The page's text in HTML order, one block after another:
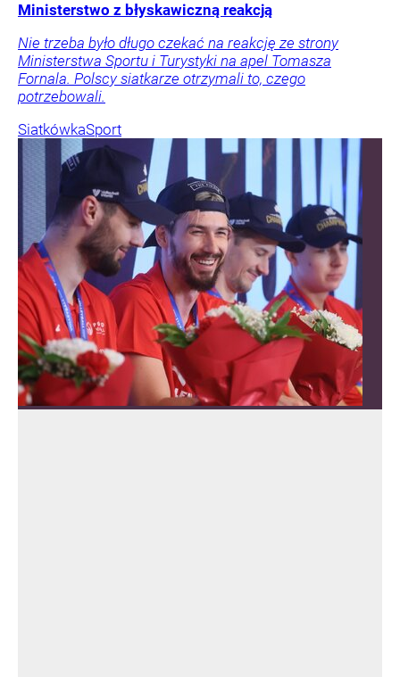
Ministerstwo z błyskawiczną reakcją
Nie trzeba było długo czekać na reakcję ze strony
Ministerstwa Sportu i Turystyki na apel Tomasza
Fornala. Polscy siatkarze otrzymali to, czego
potrzebowali.
SiatkówkaSport